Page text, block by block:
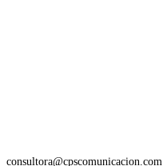
consultora@cpscomunicacion.com